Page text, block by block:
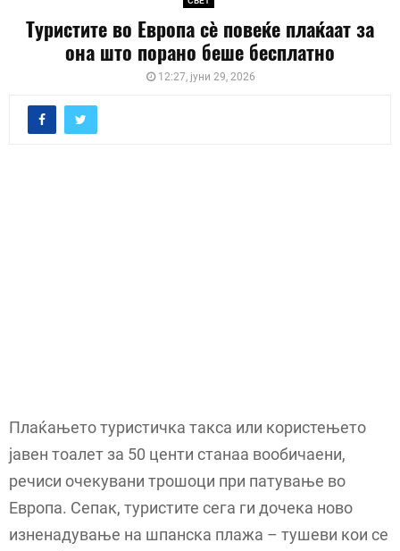
Туристите во Европа сè повеќе плаќаат за
она што порано беше бесплатно
12:27, јуни 29, 2026
Плаќањето туристичка такса или користењето
јавен тоалет за 50 центи станаа вообичаени,
речиси очекувани трошоци при патување во
Европа. Сепак, туристите сега ги дочека ново
изненадување на шпанска плажа – тушеви кои се